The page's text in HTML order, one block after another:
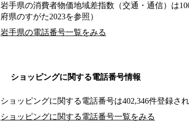
岩手県の消費者物価地域差指数（交通・通信）は
府県のすがた2023を参照）
岩手県の電話番号一覧をみる
ショッピングに関する電話番号情報
ショッピングに関する電話番号は402,346件登録され
ショッピングに関する電話番号一覧をみる